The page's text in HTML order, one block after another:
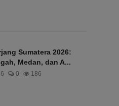
Sumatera 2026:
Medan, dan A...
0 186